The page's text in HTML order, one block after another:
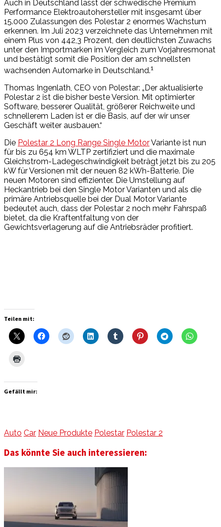
Auch in Deutschland lässt der schwedische Premium
Performance Elektroautohersteller mit insgesamt über
15.000 Zulassungen des Polestar 2 enormes Wachstum
erkennen. Im Juli 2023 verzeichnete das Unternehmen mit
einem Plus von 442,3 Prozent, den deutlichsten Zuwachs
unter den Importmarken im Vergleich zum Vorjahresmonat
und bestätigt somit die Position der am schnellsten
wachsenden Automarke in Deutschland.1
Thomas Ingenlath, CEO von Polestar: „Der aktualisierte
Polestar 2 ist die bisher beste Version. Mit optimierter
Software, besserer Qualität, größerer Reichweite und
schnellerem Laden ist er die Basis, auf der wir unser
Geschäft weiter ausbauen.“
Die Polestar 2 Long Range Single MotorVariante ist nun
für bis zu 654 km WLTP zertifiziert und die maximale
Gleichstrom-Ladegeschwindigkeit beträgt jetzt bis zu 205
kW für Versionen mit der neuen 82 kWh-Batterie. Die
neuen Motoren sind effizienter. Die Umstellung auf
Heckantrieb bei den Single Motor Varianten und als die
primäre Antriebsquelle bei der Dual Motor Variante
bedeutet auch, dass der Polestar 2 noch mehr Fahrspaß
bietet, da die Kraftentfaltung von der
Gewichtsverlagerung auf die Antriebsräder profitiert.
Teilen mit:
Gefällt mir:
Auto Car Neue Produkte Polestar Polestar 2
Das könnte Sie auch interessieren: